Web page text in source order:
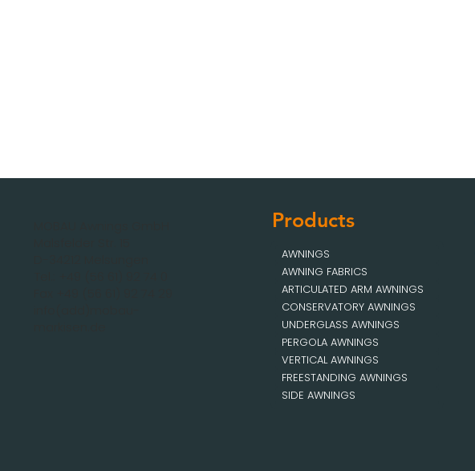
Products
AWNINGS
AWNING FABRICS
ARTICULATED ARM AWNINGS
CONSERVATORY AWNINGS
UNDERGLASS AWNINGS
PERGOLA AWNINGS
VERTICAL AWNINGS
FREESTANDING AWNINGS
SIDE AWNINGS